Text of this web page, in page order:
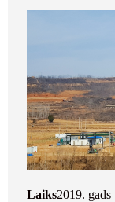
Laiks2019. gads